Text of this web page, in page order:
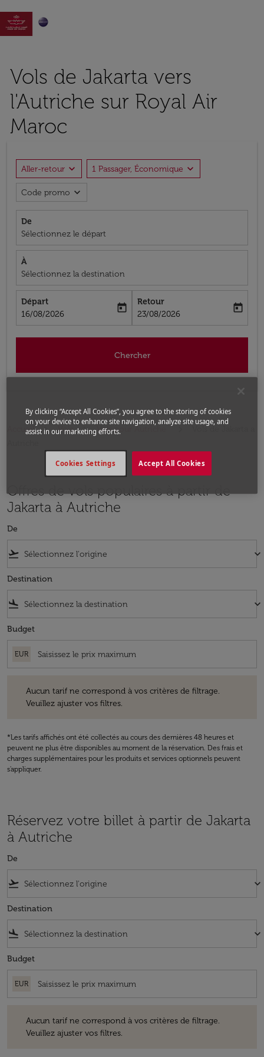

Vols de Jakarta vers
l'Autriche sur Royal Air
Maroc
Aller-retour expand_more 1 Passager, Économique expand_more
Code promo expand_more
De
Sélectionnez le départ
À
Sélectionnez la destination
Départ
fc-booking-departure-date-aria-label
16/08/2026
today
Retour
fc-booking-return-date-aria-label
23/08/2026
today
Chercher
Accueil Vols Vols pour Autriche
Vols de Jakarta a
Offres de vols populaires à partir de
Jakarta à Autriche
De
flight_takeoff keyboard_arrow_down
Destination
flight_land keyboard_arrow_down
Budget
EUR
Aucun tarif ne correspond à vos critères de filtrage.
Veuillez ajuster vos filtres.
*Les tarifs affichés ont été collectés au cours des dernières 48 heures et
peuvent ne plus être disponibles au moment de la réservation. Des frais et
charges supplémentaires pour les produits et services optionnels peuvent
s'appliquer.
Réservez votre billet à partir de Jakarta
à Autriche
De
flight_takeoff keyboard_arrow_down
Destination
flight_land keyboard_arrow_down
Budget
EUR
Aucun tarif ne correspond à vos critères de filtrage.
Veuillez ajuster vos filtres.
By clicking “Accept All Cookies”, you agree to the storing of cookies
on your device to enhance site navigation, analyze site usage, and
assist in our marketing efforts.
Accept All Cookies
Cookies Settings